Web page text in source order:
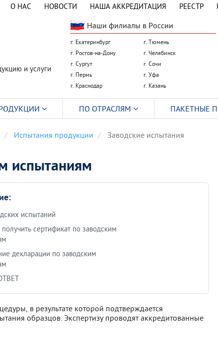
О НАС НОВОСТИ НАША АККРЕДИТАЦИЯ РЕЕСТР
и услуги
Наши филиалы в России
г. Екатеринбург
г. Тюмень
г. Ростов-на-Дону
г. Челябинск
г. Сургут
г. Сочи
г. Пермь
г. Уфа
г. Краснодар
г. Казань
Испытания продукции Заводские испытания
испытаниям
испытаний
сертификат по заводским
декларации по заводским
в результате которой подтверждается
образцов. Экспертизу проводят аккредитованные
ПО ОТРАСЛЯМ ПАКЕТНЫЕ